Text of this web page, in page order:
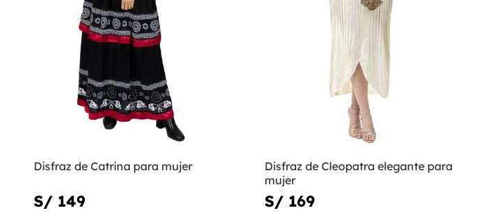
Disfraz de Catrina para mujer
S/ 149
Disfraz de Cleopatra elegante para
mujer
S/ 169